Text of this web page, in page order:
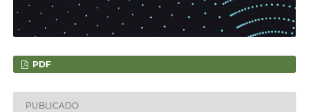
PDF
PUBLICADO